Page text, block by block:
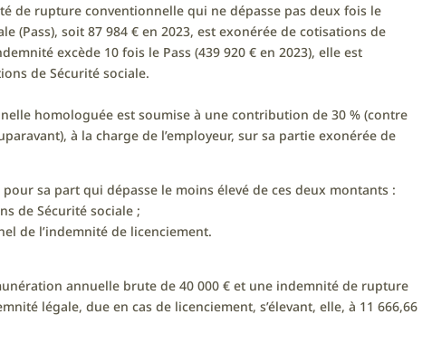
de rupture conventionnelle qui ne dépasse pas deux fois le
(Pass), soit 87 984 € en 2023, est exonérée de cotisations de
excède 10 fois le Pass (439 920 € en 2023), elle est
de Sécurité sociale.
homologuée est soumise à une contribution de 30 % (contre
à la charge de l’employeur, sur sa partie exonérée de
pour sa part qui dépasse le moins élevé de ces deux montants :
de Sécurité sociale ;
de l’indemnité de licenciement.
annuelle brute de 40 000 € et une indemnité de rupture
légale, due en cas de licenciement, s’élevant, elle, à 11 666,66